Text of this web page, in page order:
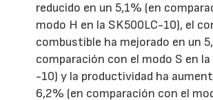
reducido en un 5,1% (en
modo H en la SK500LC-10), el
combustible ha mejorado en un
comparación con el modo S en la
-10) y la productividad ha
6,2% (en comparación con el